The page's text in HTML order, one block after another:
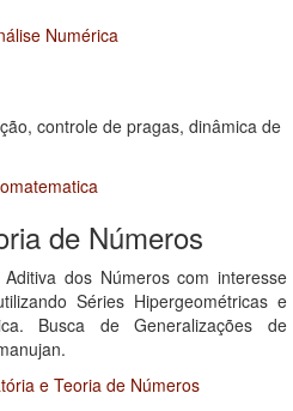
Numérica
controle de pragas, dinâmica de
de Números
dos Números com interesse
Séries Hipergeométricas e
Busca de Generalizações de
e Teoria de Números